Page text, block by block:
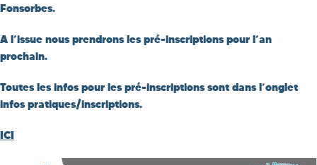
Fonsorbes.
A l’issue nous prendrons les pré-inscriptions pour l’an
prochain.
Toutes les infos pour les pré-inscriptions sont dans l’onglet
infos pratiques/inscriptions.
ICI